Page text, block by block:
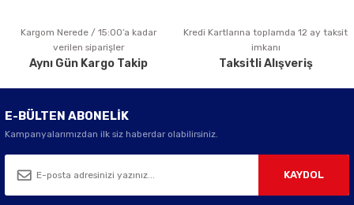
Gönder
Kargom Nerede / 15:00’a kadar
verilen siparişler
Aynı Gün Kargo Takip
Kredi Kartlarına toplamda 12 ay taksit
imkanı
Taksitli Alışveriş
E-BÜLTEN ABONELİK
Kampanyalarımızdan ilk siz haberdar olabilirsiniz.
KAYDOL